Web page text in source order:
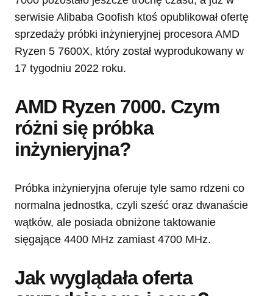
serwisie Alibaba Goofish ktoś opublikował ofertę
sprzedaży próbki inżynieryjnej procesora AMD
Ryzen 5 7600X, który został wyprodukowany w
17 tygodniu 2022 roku.
AMD Ryzen 7000. Czym
różni się próbka
inżynieryjna?
Próbka inżynieryjna oferuje tyle samo rdzeni co
normalna jednostka, czyli sześć oraz dwanaście
wątków, ale posiada obniżone taktowanie
sięgające 4400 MHz zamiast 4700 MHz.
Jak wyglądała oferta